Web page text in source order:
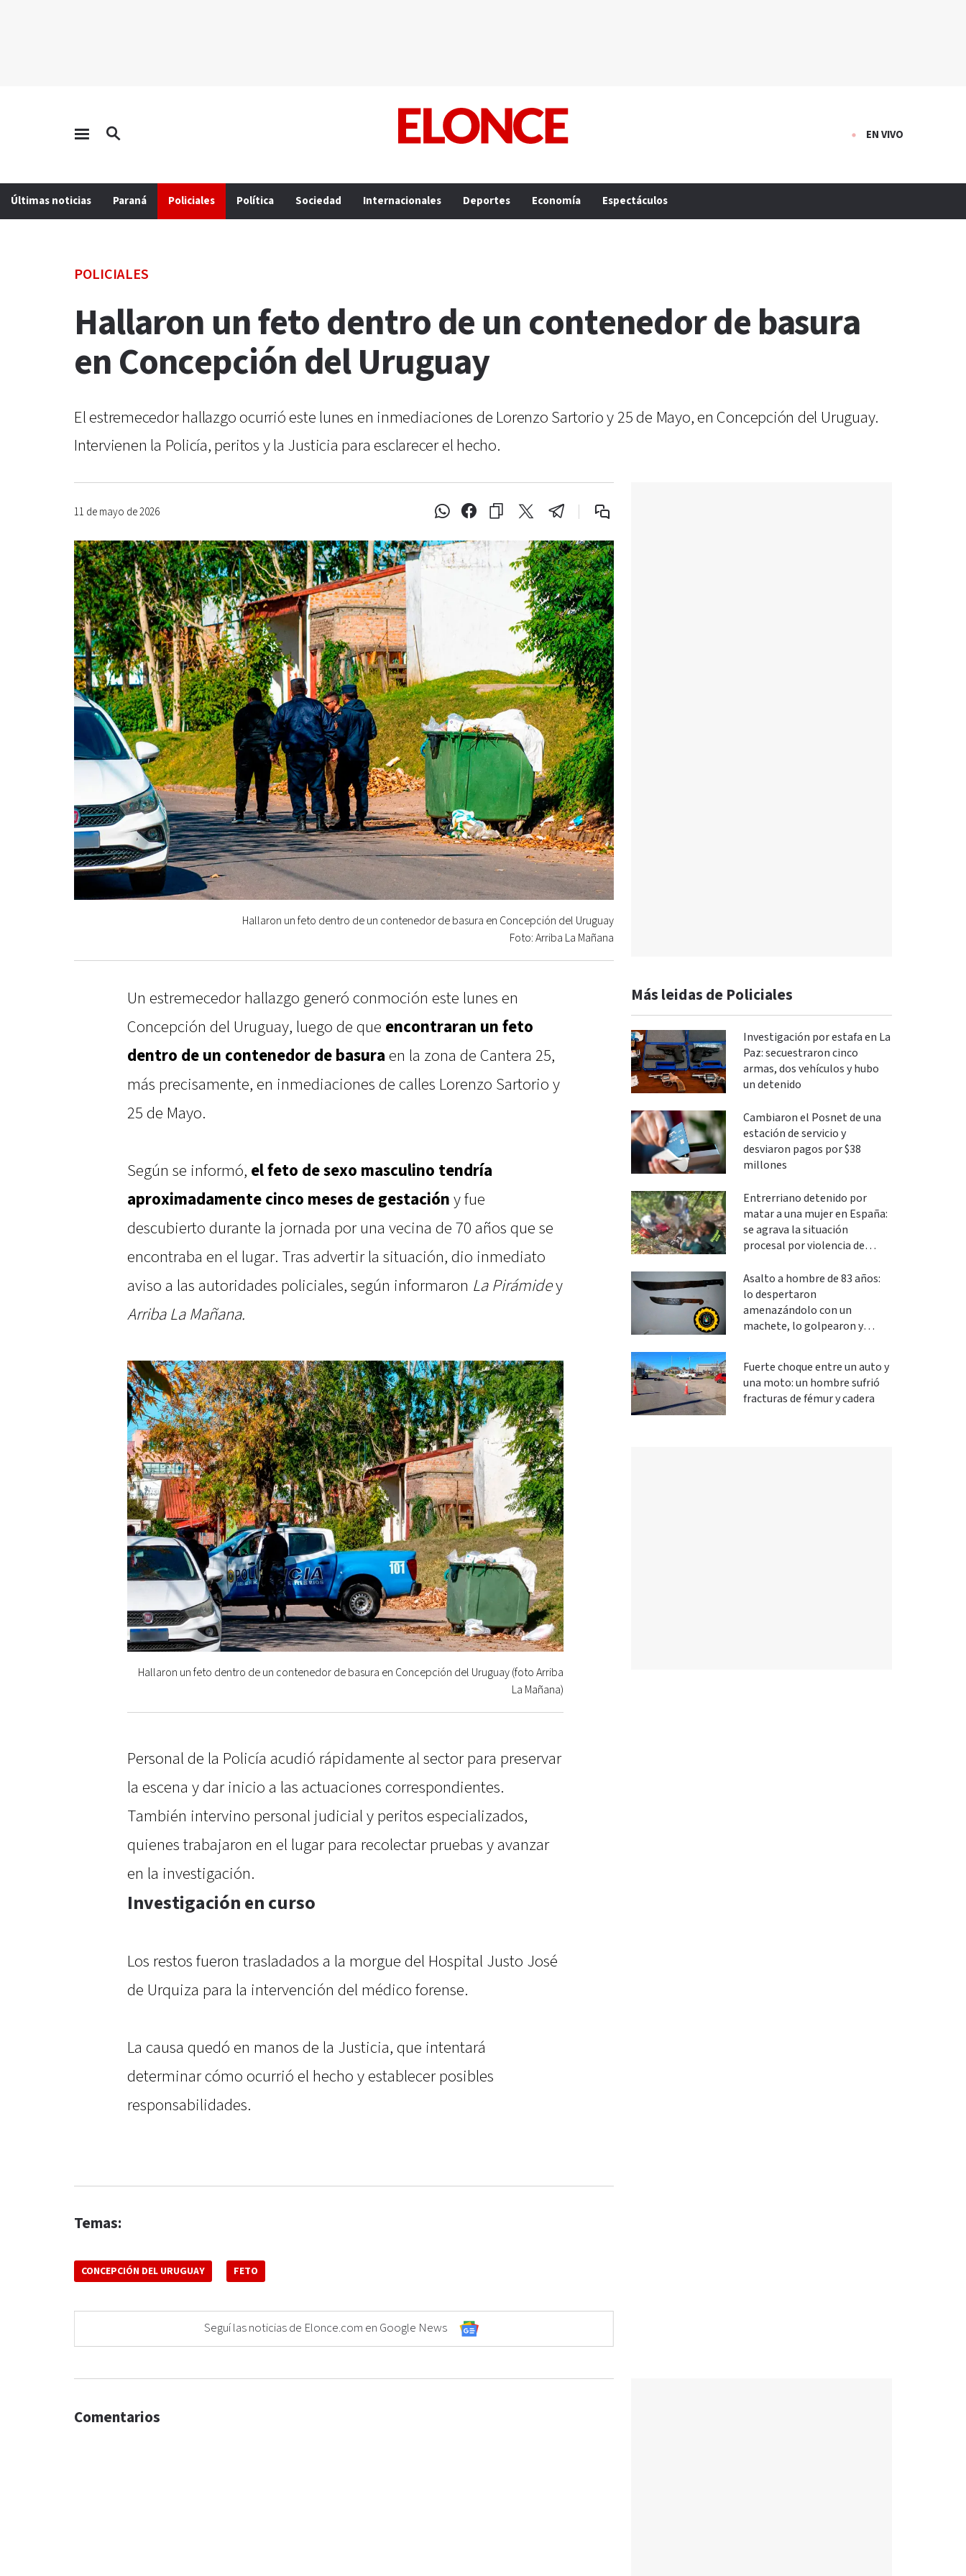
EN VIVO
Últimas noticias Paraná Policiales Política Sociedad Internacionales Deportes Economía Espectáculos
POLICIALES
Hallaron un feto dentro de un contenedor de basura
en Concepción del Uruguay
El estremecedor hallazgo ocurrió este lunes en inmediaciones de Lorenzo Sartorio y 25 de Mayo, en Concepción del Uruguay.
Intervienen la Policía, peritos y la Justicia para esclarecer el hecho.
11 de mayo de 2026
Hallaron un feto dentro de un contenedor de basura en Concepción del Uruguay
Foto: Arriba La Mañana
Un estremecedor hallazgo generó conmoción este lunes en
Concepción del Uruguay, luego de que encontraran un feto
dentro de un contenedor de basura en la zona de Cantera 25,
más precisamente, en inmediaciones de calles Lorenzo Sartorio y
25 de Mayo.
Según se informó, el feto de sexo masculino tendría
aproximadamente cinco meses de gestación y fue
descubierto durante la jornada por una vecina de 70 años que se
encontraba en el lugar. Tras advertir la situación, dio inmediato
aviso a las autoridades policiales, según informaron La Pirámidey
Arriba La Mañana.
Hallaron un feto dentro de un contenedor de basura en Concepción del Uruguay (foto Arriba
La Mañana)
Personal de la Policía acudió rápidamente al sector para preservar
la escena y dar inicio a las actuaciones correspondientes.
También intervino personal judicial y peritos especializados,
quienes trabajaron en el lugar para recolectar pruebas y avanzar
en la investigación.
Investigación en curso
Los restos fueron trasladados a la morgue del Hospital Justo José
de Urquiza para la intervención del médico forense.
La causa quedó en manos de la Justicia, que intentará
determinar cómo ocurrió el hecho y establecer posibles
responsabilidades.
Temas:
CONCEPCIÓN DEL URUGUAY FETO
Seguí las noticias de Elonce.com en Google News
Más leidas de Policiales
Investigación por estafa en La
Paz: secuestraron cinco
armas, dos vehículos y hubo
un detenido
Cambiaron el Posnet de una
estación de servicio y
desviaron pagos por $38
millones
Entrerriano detenido por
matar a una mujer en España:
se agrava la situación
procesal por violencia de
Asalto a hombre de 83 años:
lo despertaron
amenazándolo con un
machete, lo golpearon y
Fuerte choque entre un auto y
una moto: un hombre sufrió
fracturas de fémur y cadera
Comentarios